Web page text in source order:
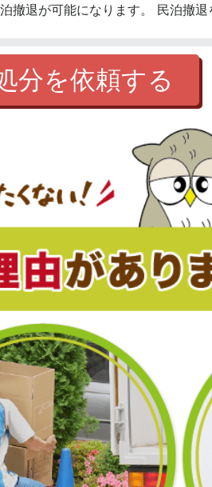
退が可能になります。 民泊撤退
分を依頼する